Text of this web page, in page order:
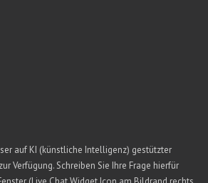
auf KI (künstliche Intelligenz) gestützter
Verfügung. Schreiben Sie Ihre Frage hierfür